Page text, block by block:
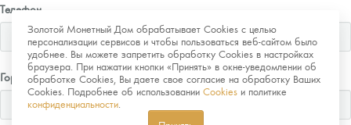
Золотой Монетный Дом обрабатывает Cookies с целью
персонализации сервисов и чтобы пользоваться веб-сайтом было
удобнее. Вы можете запретить обработку Cookies в настройках
браузера. При нажатии кнопки «Принять» в окне-уведомлении об
обработке Cookies, Вы даете свое согласие на обработку Ваших
Cookies. Подробнее об использовании Cookies и политике
конфиденциальности
Телефон
Город